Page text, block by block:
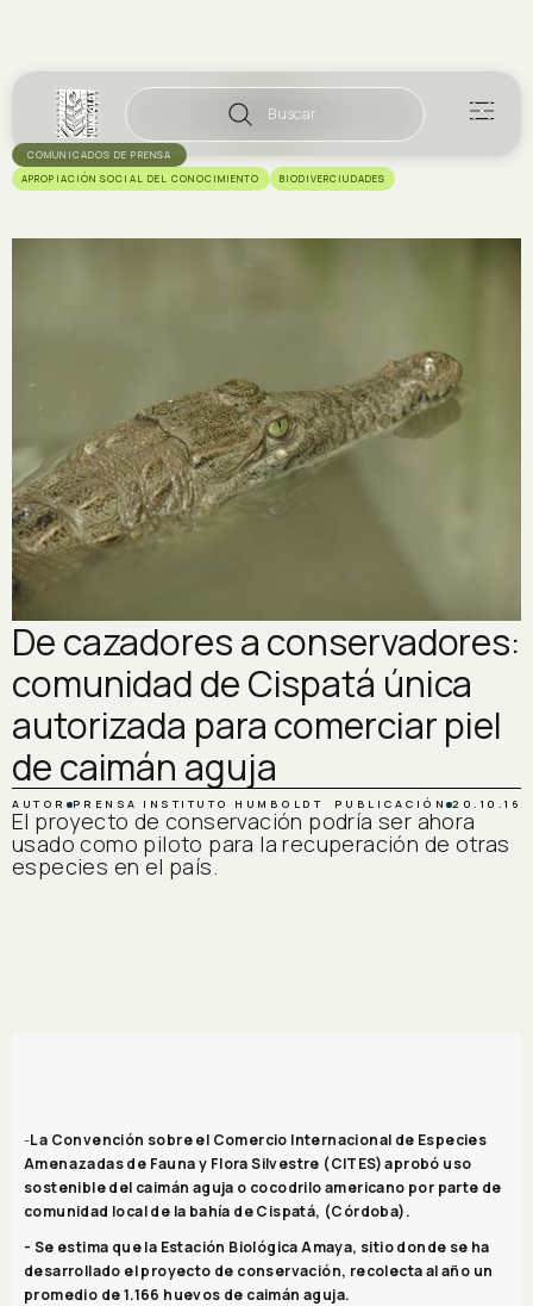
Buscar
COMUNICADOS DE PRENSA
APROPIACIÓN SOCIAL DEL CONOCIMIENTO
BIODIVERCIUDADES
De cazadores a conservadores:
comunidad de Cispatá única
autorizada para comerciar piel
de caimán aguja
AUTOR PRENSA INSTITUTO HUMBOLDT PUBLICACIÓN 20.10.16
El proyecto de conservación podría ser ahora
usado como piloto para la recuperación de otras
especies en el país.
-La Convención sobre el Comercio Internacional de Especies
Amenazadas de Fauna y Flora Silvestre (CITES) aprobó uso
sostenible del caimán aguja o cocodrilo americano por parte de
comunidad local de la bahía de Cispatá, (Córdoba).
- Se estima que la Estación Biológica Amaya, sitio donde se ha
desarrollado el proyecto de conservación, recolecta al año un
promedio de 1.166 huevos de caimán aguja.